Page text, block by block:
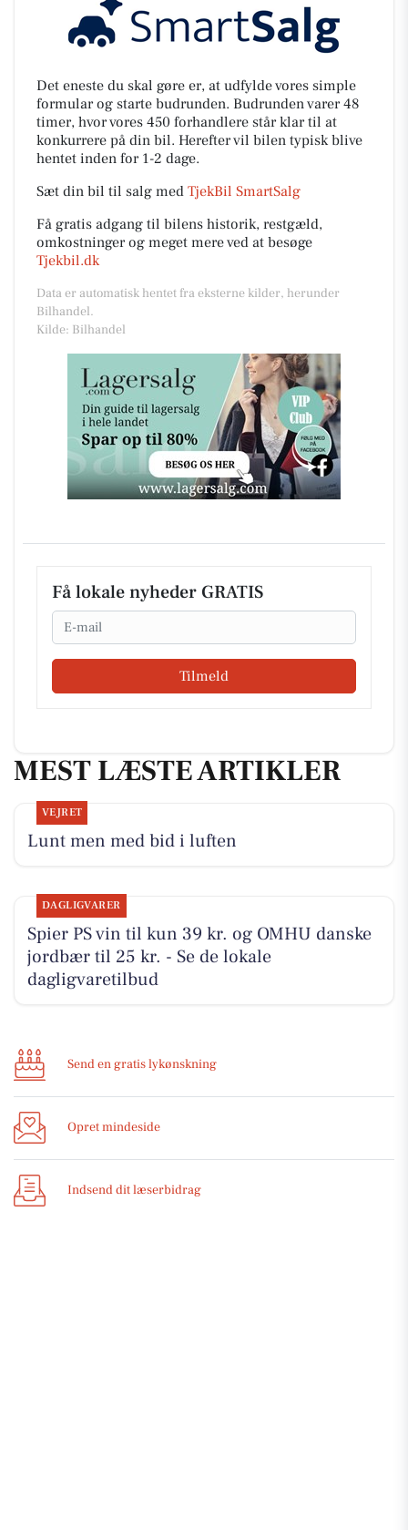
Det eneste du skal gøre er, at udfylde vores simple
formular og starte budrunden. Budrunden varer 48
timer, hvor vores 450 forhandlere står klar til at
konkurrere på din bil. Herefter vil bilen typisk blive
hentet inden for 1-2 dage.
Sæt din bil til salg med TjekBil SmartSalg
Få gratis adgang til bilens historik, restgæld,
omkostninger og meget mere ved at besøge
Tjekbil.dk
Data er automatisk hentet fra eksterne kilder, herunder
Bilhandel.
Kilde: Bilhandel
Få lokale nyheder GRATIS
Email
Tilmeld
MEST LÆSTE ARTIKLER
VEJRET
Lunt men med bid i luften
DAGLIGVARER
Spier PS vin til kun 39 kr. og OMHU danske
jordbær til 25 kr. - Se de lokale
dagligvaretilbud
Send en gratis lykønskning
Opret mindeside
Indsend dit læserbidrag